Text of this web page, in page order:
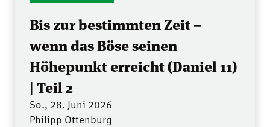
Bis zur bestimmten Zeit –
wenn das Böse seinen
Höhepunkt erreicht (Daniel 11)
| Teil 2
So., 28. Juni 2026
Philipp Ottenburg